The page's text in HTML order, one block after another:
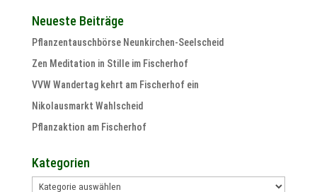
Neueste Beiträge
Pflanzentauschbörse Neunkirchen-Seelscheid
Zen Meditation in Stille im Fischerhof
VVW Wandertag kehrt am Fischerhof ein
Nikolausmarkt Wahlscheid
Pflanzaktion am Fischerhof
Kategorien
Kategorien